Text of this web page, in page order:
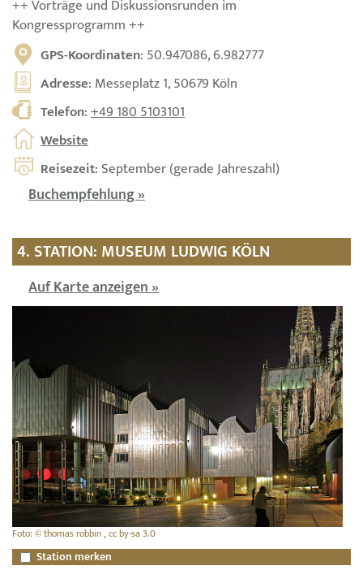
++ Vorträge und Diskussionsrunden im
Kongressprogramm ++
GPS-Koordinaten: 50.947086, 6.982777
Adresse: Messeplatz 1, 50679 Köln
Telefon:+49 180 5103101
Website
Reisezeit: September (gerade Jahreszahl)
Buchempfehlung »
4. STATION: MUSEUM LUDWIG KÖLN
Auf Karte anzeigen »
Foto: © thomas robbin , cc by-sa 3.0
Station merken